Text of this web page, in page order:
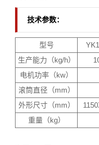
技术参数：
型号
生产能力（kg/h）
电机功率（kw）
滚筒直径（mm）
外形尺寸（mm）
重量（kg）